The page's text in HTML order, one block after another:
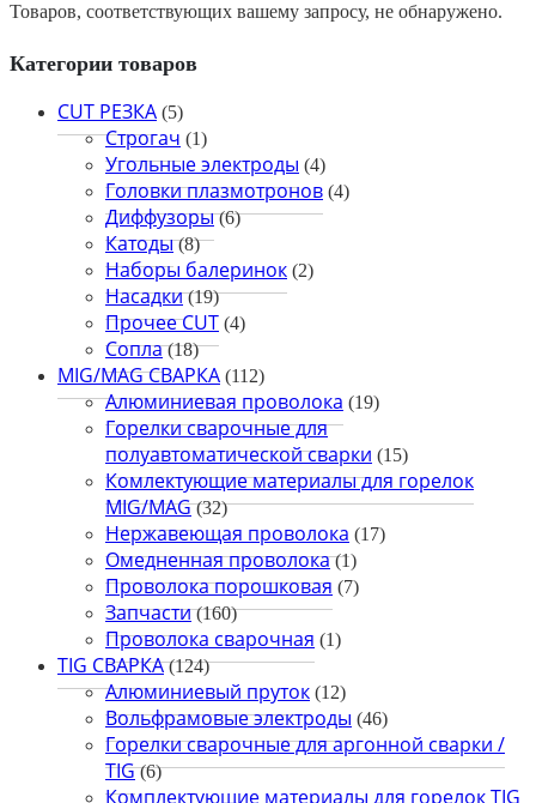
Товаров, соответствующих вашему запросу, не обнаружено.
Категории товаров
CUT РЕЗКА (5)
Строгач (1)
Угольные электроды (4)
Головки плазмотронов (4)
Диффузоры (6)
Катоды (8)
Наборы балеринок (2)
Насадки (19)
Прочее CUT (4)
Сопла (18)
MIG/MAG СВАРКА (112)
Алюминиевая проволока (19)
Горелки сварочные для
полуавтоматической сварки (15)
Комлектующие материалы для горелок
MIG/MAG (32)
Нержавеющая проволока (17)
Омедненная проволока (1)
Проволока порошковая (7)
Запчасти (160)
Проволока сварочная (1)
TIG СВАРКА (124)
Алюминиевый пруток (12)
Вольфрамовые электроды (46)
Горелки сварочные для аргонной сварки /
TIG (6)
Комплектующие материалы для горелок TIG